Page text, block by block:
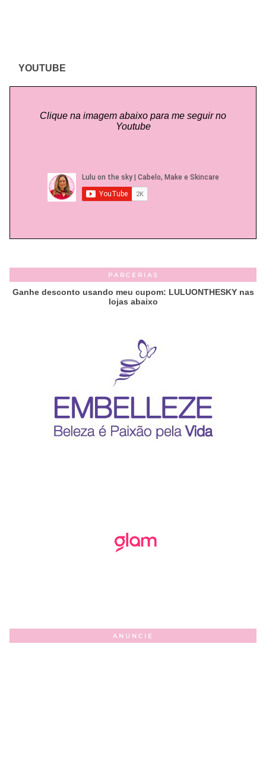
YOUTUBE
Clique na imagem abaixo para me seguir no
Youtube
PARCERIAS
Ganhe desconto usando meu cupom: LULUONTHESKY nas
lojas abaixo
ANUNCIE